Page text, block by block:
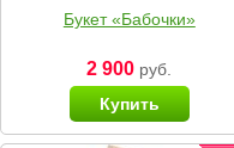
Букет «Бабочки»
2 900 руб.
Купить